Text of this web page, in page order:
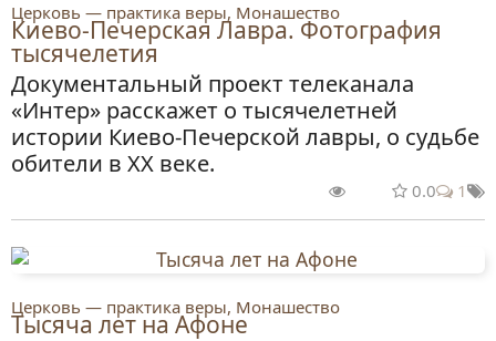
Церковь — практика веры, Монашество
Киево-Печерская Лавра. Фотография
тысячелетия
Документальный проект телеканала
«Интер» расскажет о тысячелетней
истории Киево-Печерской лавры, о судьбе
обители в ХХ веке.
0.0 1
Церковь — практика веры, Монашество
Тысяча лет на Афоне